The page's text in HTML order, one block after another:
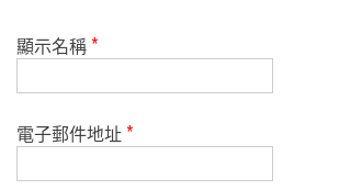
顯示名稱*
電子郵件地址*